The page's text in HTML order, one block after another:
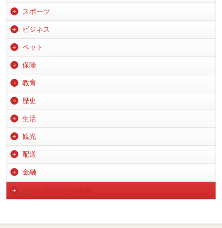
スポーツ
ビジネス
ペット
保険
教育
歴史
生活
観光
配送
金融